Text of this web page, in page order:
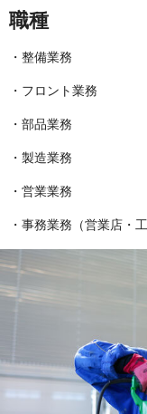
職種
・整備業務
・フロント業務
・部品業務
・製造業務
・営業業務
・事務業務（営業店・